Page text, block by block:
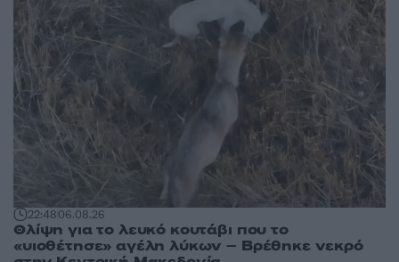
22:4806.08.26
Θλίψη για το λευκό κουτάβι που το
«υιοθέτησε» αγέλη λύκων – Βρέθηκε νεκρό